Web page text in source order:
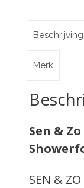
Beschrijving
Merk
Sen &
SEN &